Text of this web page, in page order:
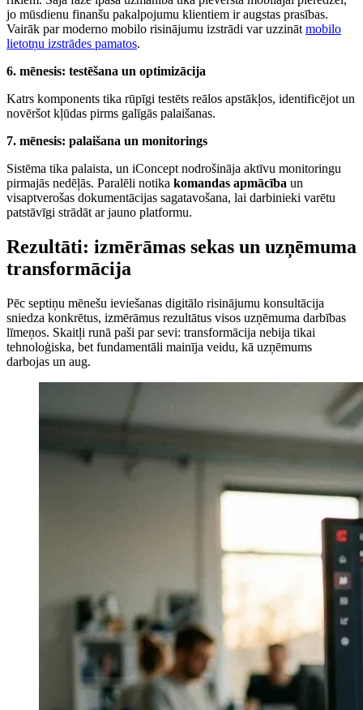
jo mūsdienu finanšu pakalpojumu klientiem ir augstas prasības.
Vairāk par moderno mobilo risinājumu izstrādi var uzzināt mobilo
lietotņu izstrādes pamatos.
6. mēnesis: testēšana un optimizācija
Katrs komponents tika rūpīgi testēts reālos apstākļos, identificējot un
novēršot kļūdas pirms galīgās palaišanas.
7. mēnesis: palaišana un monitorings
Sistēma tika palaista, un iConcept nodrošināja aktīvu monitoringu
pirmajās nedēļās. Paralēli notika komandas apmācība un
visaptverošas dokumentācijas sagatavošana, lai darbinieki varētu
patstāvīgi strādāt ar jauno platformu.
Rezultāti: izmērāmas sekas un uzņēmuma
transformācija
Pēc septiņu mēnešu ieviešanas digitālo risinājumu konsultācija
sniedza konkrētus, izmērāmus rezultātus visos uzņēmuma darbības
līmeņos. Skaitļi runā paši par sevi: transformācija nebija tikai
tehnoloģiska, bet fundamentāli mainīja veidu, kā uzņēmums
darbojas un aug.